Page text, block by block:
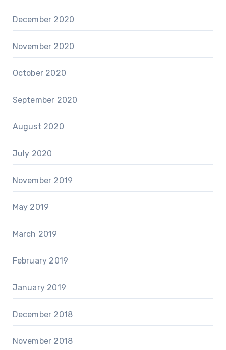
December 2020
November 2020
October 2020
September 2020
August 2020
July 2020
November 2019
May 2019
March 2019
February 2019
January 2019
December 2018
November 2018